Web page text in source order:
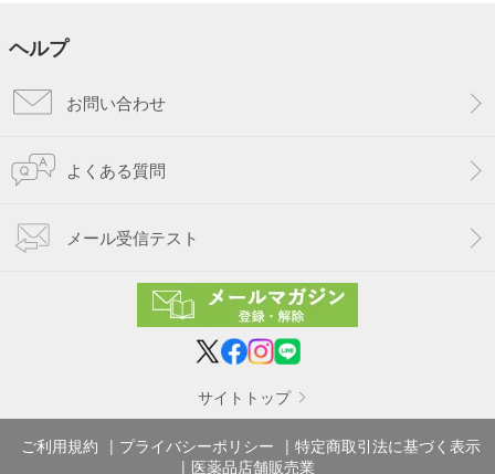
ヘルプ
お問い合わせ
よくある質問
メール受信テスト
サイトトップ
ご利用規約 プライバシーポリシー
特定商取引法に基づく表示
医薬品店舗販売業